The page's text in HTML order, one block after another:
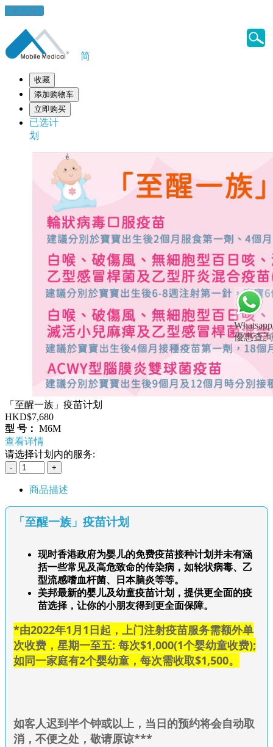
健康錦囊
Whatsapp
優惠查詢
简
收藏
添加购物车
立即购买
已选计
划
「至醒一族」疫苗计划
HKD$7,680
型 号： M6M
查看详情
请选择计划内的服务:
商品描述
「至醒一族」疫苗计划
现时香港政府为婴儿的免费疫苗接种计划并未有涵
括一些常见及高危致命的传染病，如轮状病毒、乙
型流感嗜血杆菌、日本脑炎等等。
美邦最新的婴儿及幼童疫苗计划，提供更全面的疫
苗选择，让你的小朋友得到更全面保障。
*由2022年1月1日起，上门注射疫苗服务需额外单
次收费，星期一至五: 每次$1,000(1个婴幼童收费);
如同一家庭有2个婴幼童，每次需收取$1,500。
如客人迟到半个钟或以上，当日的预约将会自动取
消，不便之处，敬请原谅***